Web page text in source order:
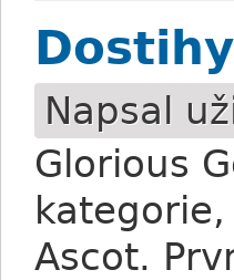
Napsal
Glorious
Ascot.